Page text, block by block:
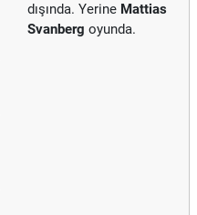
dışında. Yerine Mattias
Svanberg oyunda.